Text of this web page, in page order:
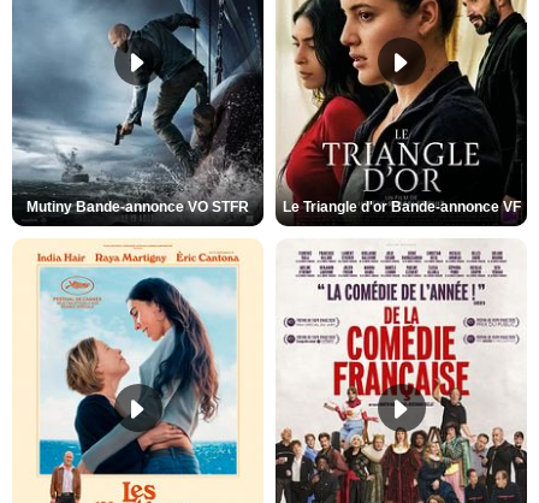
Mutiny Bande-annonce VO STFR Le Triangle d'or Bande-annonce VF